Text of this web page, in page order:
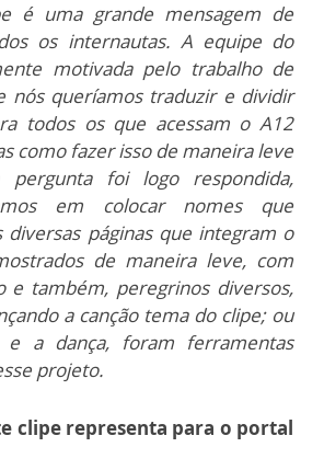
é uma grande mensagem de
os internautas. A equipe do
motivada pelo trabalho de
nós queríamos traduzir e dividir
todos os que acessam o A12
como fazer isso de maneira leve
pergunta foi logo respondida,
em colocar nomes que
diversas páginas que integram o
de maneira leve, com
e também, peregrinos diversos,
a canção tema do clipe; ou
e a dança, foram ferramentas
projeto.
clipe representa para o portal